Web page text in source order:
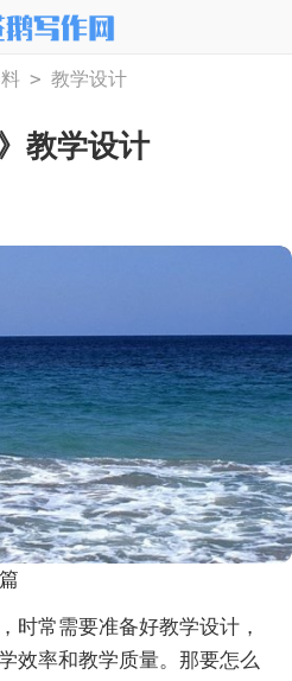
> 教学设计
教学设计
时常需要准备好教学设计，
效率和教学质量。那要怎么